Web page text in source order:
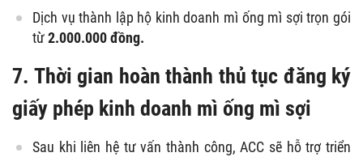
Dịch vụ thành lập hộ kinh doanh mì ống mì sợi trọn gói
từ2.000.000 đồng.
7. Thời gian hoàn thành thủ tục đăng ký
giấy phép kinh doanh mì ống mì sợi
Sau khi liên hệ tư vấn thành công, ACC sẽ hỗ trợ triển